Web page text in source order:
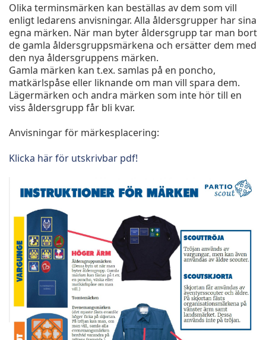
Olika terminsmärken kan beställas av dem som vill
enligt ledarens anvisningar. Alla åldersgrupper har sina
egna märken. När man byter åldersgrupp tar man bort
de gamla åldersgruppsmärkena och ersätter dem med
den nya åldersgruppens märken.
Gamla märken kan t.ex. samlas på en poncho,
matkärlspåse eller liknande om man vill spara dem.
Lägermärken och andra märken som inte hör till en
viss åldersgrupp får bli kvar.
Anvisningar för märkesplacering:
Klicka här för utskrivbar pdf!